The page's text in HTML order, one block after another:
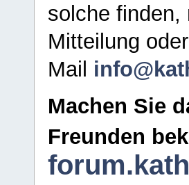
solche finden,
Mitteilung
Mail
Machen Sie
Freunden